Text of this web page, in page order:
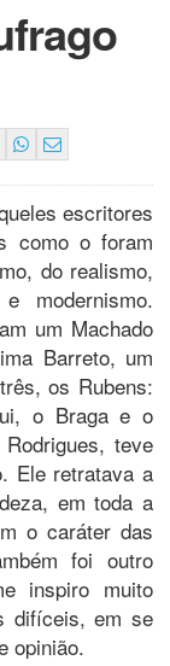
escritores
como o foram
do realismo,
modernismo.
um Machado
Barreto, um
os Rubens:
o Braga e o
teve
Ele retratava a
em toda a
o caráter das
foi outro
inspiro muito
difíceis, em se
opinião.